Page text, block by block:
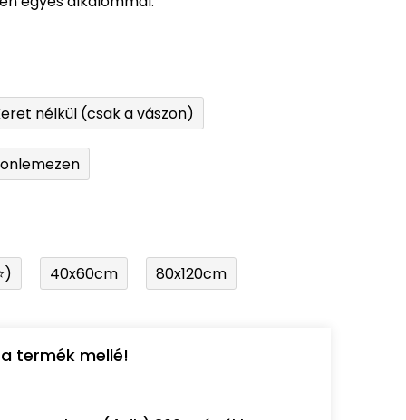
nélkül (csak a vászon)
40x60cm 80x120cm
termék mellé!